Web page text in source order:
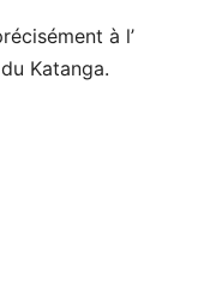
à l’
Katanga.